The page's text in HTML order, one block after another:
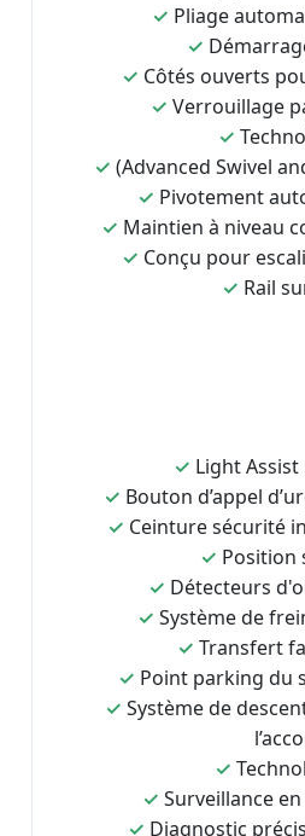
✓ Pliage
✓
✓ Côtés ouverts
✓ Verrouillage
✓
✓ (Advanced Swivel
✓ Pivotement
✓ Maintien à niveau
✓ Conçu pour
✓ Rail
✓ Light Assist
✓ Bouton d’appel
✓ Ceinture sécurité
✓ Position
✓ Détecteurs
✓ Système de
✓ Transfert
✓ Point parking du
✓ Système de
✓
✓ Surveillance
✓ Diagnostic